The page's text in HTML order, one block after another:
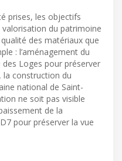
prises, les objectifs
du patrimoine
des matériaux que
: l’aménagement du
des Loges pour préserver
la construction du
national de Saint-
ne soit pas visible
de la
pour préserver la vue